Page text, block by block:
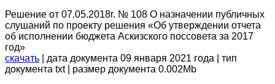
Решение от 07.05.2018г. № 108 О назначении публичных
слушаний по проекту решения «Об утверждении отчета
об исполнении бюджета Аскизского поссовета за 2017
год»
скачать | дата документа 09 января 2021 года | тип
документа txt | размер документа 0.002Mb